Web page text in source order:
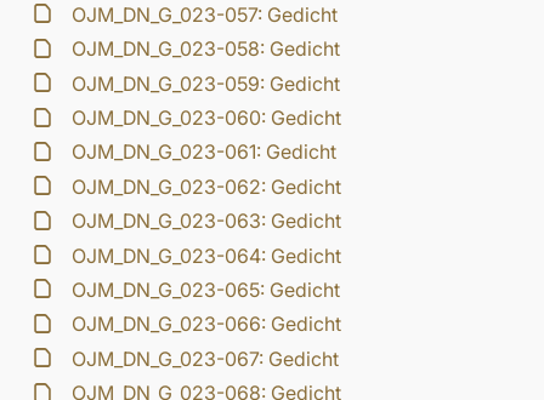
OJM_DN_G_023-057: Gedicht
OJM_DN_G_023-058: Gedicht
OJM_DN_G_023-059: Gedicht
OJM_DN_G_023-060: Gedicht
OJM_DN_G_023-061: Gedicht
OJM_DN_G_023-062: Gedicht
OJM_DN_G_023-063: Gedicht
OJM_DN_G_023-064: Gedicht
OJM_DN_G_023-065: Gedicht
OJM_DN_G_023-066: Gedicht
OJM_DN_G_023-067: Gedicht
OJM_DN_G_023-068: Gedicht